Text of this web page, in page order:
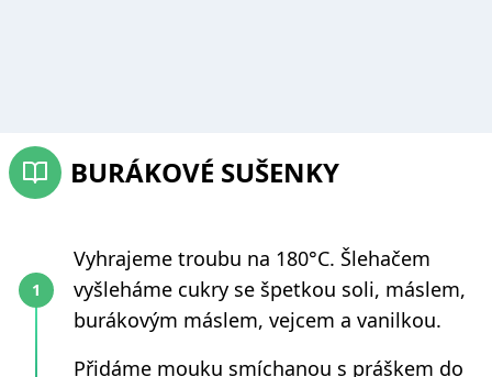
BURÁKOVÉ SUŠENKY
Vyhrajeme troubu na 180°C. Šlehačem
vyšleháme cukry se špetkou soli, máslem,
burákovým máslem, vejcem a vanilkou.
Přidáme mouku smíchanou s práškem do